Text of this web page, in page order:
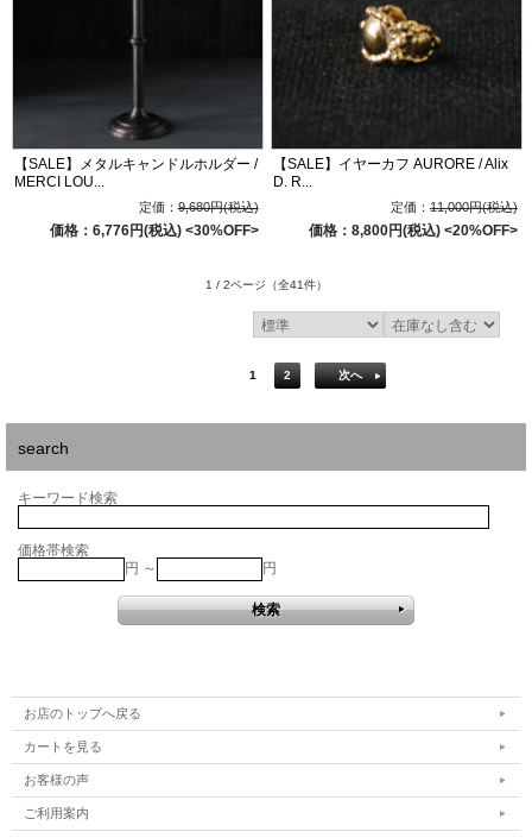
【SALE】メタルキャンドルホルダー /
MERCI LOU...
定価：9,680円(税込)
価格：6,776円(税込) <30%OFF>
【SALE】イヤーカフ AURORE / Alix
D. R...
定価： 11,000円(税込)
価格：8,800円(税込) <20%OFF>
1 / 2ページ （全41件）
1 2 次へ
search
キーワード検索
価格帯検索
円 ～
円
お店のトップへ戻る
カートを見る
お客様の声
ご利用案内